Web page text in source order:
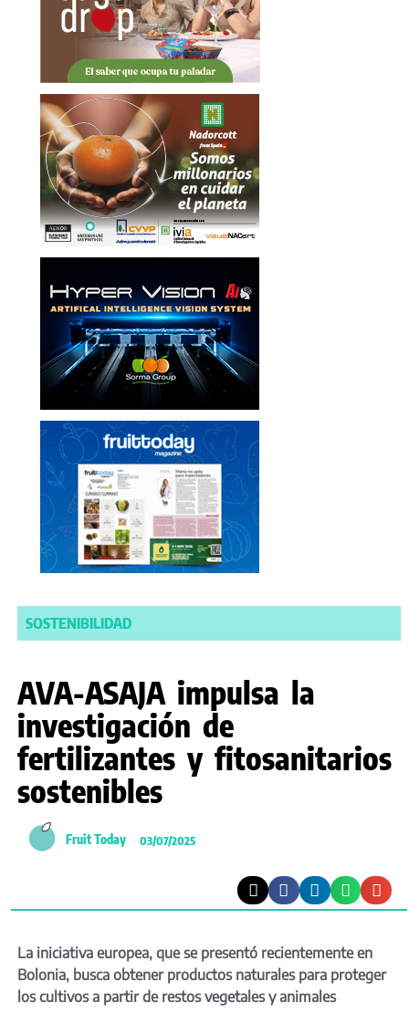
SOSTENIBILIDAD
AVA-ASAJA impulsa la
investigación de
fertilizantes y fitosanitarios
sostenibles
Fruit Today 03/07/2025
La iniciativa europea, que se presentó recientemente en
Bolonia, busca obtener productos naturales para proteger
los cultivos a partir de restos vegetales y animales